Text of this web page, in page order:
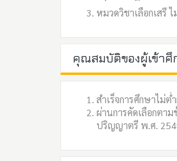
หมวดวิชาเลือกเสรี
คุณสมบัติของผู้เข้าศึ
สำเร็จการศึกษาไม่
ผ่านการคัดเลือกตา
ปริญญาตรี พ.ศ.